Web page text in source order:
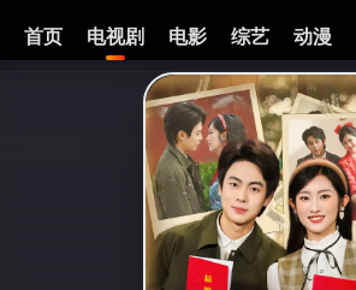
首页 电视剧 电影 综艺 动漫